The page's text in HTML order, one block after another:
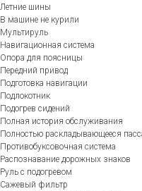
Летние шины
В машине не курили
Мультируль
Навигационная система
Опора для поясницы
Передний привод
Подготовка навигации
Подлокотник
Подогрев сидений
Полная история обслуживания
Полностью раскладывающееся
Противобуксовочная система
Распознавание дорожных знаков
Руль с подогревом
Сажевый фильтр